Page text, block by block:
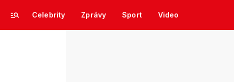
Celebrity Zprávy Sport Video